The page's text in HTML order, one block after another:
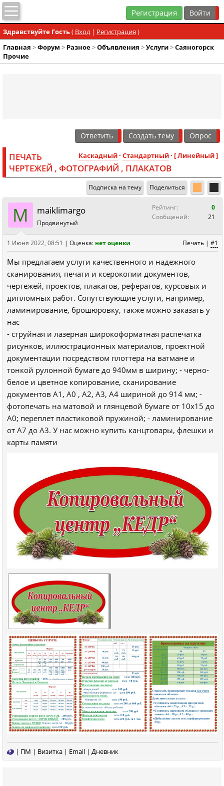
Регистрация
Здравствуйте Гость( Вход| Регистрация )
Главная >Форум > Разное>Объявления >Услуги>Саяногорск
Прочие
Ответить Создать тему Опрос
Каскадный· Стандартный· [ Линейный ]
ПЕЧАТЬ
ЧЕРТЕЖЕЙ , ФОТОГРАФИЙ , ПЛАКАТОВ
Подписка на тему Поделиться
M maiklimargo
Продвинутый
Рейтинг:
0
Сообщений:
21
Печать | #1
1 Июня 2022, 08:51 | Оценка: нет оценки
Мы предлагаем услуги качественного и надежного
сканирования, печати и ксерокопии документов,
чертежей, проектов, плакатов, рефератов, курсовых и
дипломных работ. Сопутствующие услуги, например,
ламинирование, брошюровку, также можно заказать у
нас
- струйная и лазерная широкоформатная распечатка
рисунков, иллюстрационных материалов, проектной
документации посредством плоттера на ватмане и
тонкой рулонной бумаге до 940мм в ширину; - черно-
белое и цветное копирование, сканирование
документов A1, A0 , A2, A3, A4 шириной до 914 мм; -
фотопечать на матовой и глянцевой бумаге от 10х15 до
А0; переплет пластиковой пружиной; - ламинирование
от А7 до А3. У нас можно купить канцтовары, флешки и
карты памяти
| ПМ | Визитка | Email | Дневник